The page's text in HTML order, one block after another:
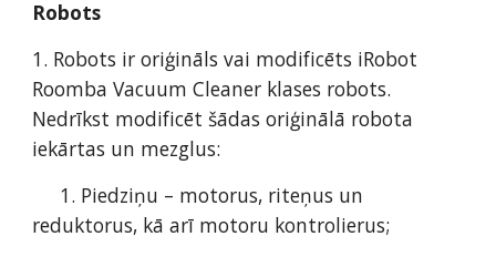
Robots
1. Robots ir oriģināls vai modificēts iRobot
Roomba Vacuum Cleaner klases robots.
Nedrīkst modificēt šādas oriģinālā robota
iekārtas un mezglus:
reduktorus, kā arī motoru kontrolierus;